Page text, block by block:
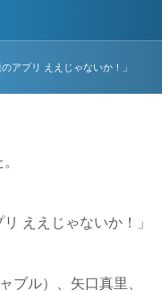
アプリ ええじゃないか！」
ええじゃないか！」
ル）、矢口真里、